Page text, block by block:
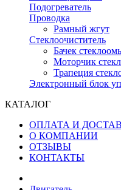
Подогреватель
Проводка
Рамный жгут
Стеклоочиститель
Бачек
Моторчик
Трапеция
Электронный блок
КАТАЛОГ
ОПЛАТА И
О КОМПАНИИ
ОТЗЫВЫ
КОНТАКТЫ